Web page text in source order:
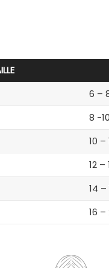
6 –
8 -10
10 –
12 –
14 –
16 –